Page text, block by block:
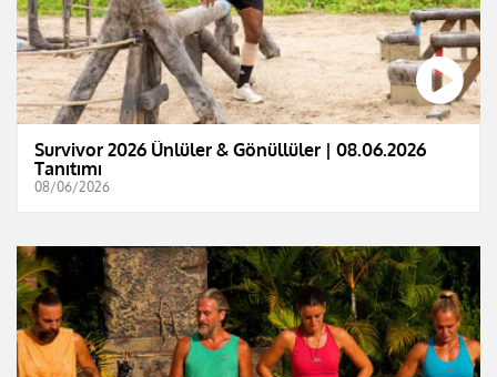
Survivor 2026 Ünlüler & Gönüllüler | 08.06.2026
Tanıtımı
08/06/2026